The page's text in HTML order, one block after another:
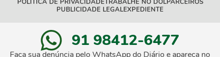
POLÍTICA DE PRIVACIDADETRABALHE NO DOLPARCEIROS
PUBLICIDADE LEGALEXPEDIENTE
91 98412-6477
Faça sua denúncia pelo WhatsApp do Diário e apareça no